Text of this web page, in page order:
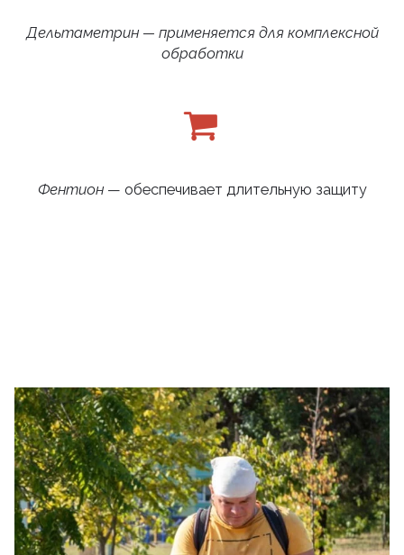
Дельтаметрин — применяется для комплексной
обработки
Фентион— обеспечивает длительную защиту